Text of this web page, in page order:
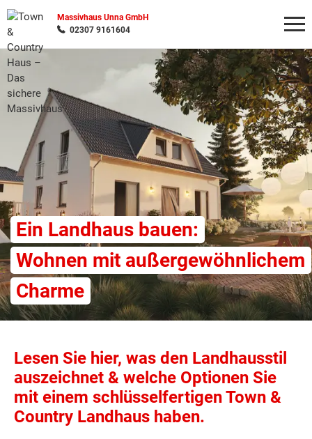
Massivhaus Unna GmbH
02307 9161604
Ein Landhaus bauen:
Wohnen mit außergewöhnlichem
Charme
Lesen Sie hier, was den Landhausstil
auszeichnet & welche Optionen Sie
mit einem schlüsselfertigen Town &
Country Landhaus haben.
Wonach möchten Sie suchen?